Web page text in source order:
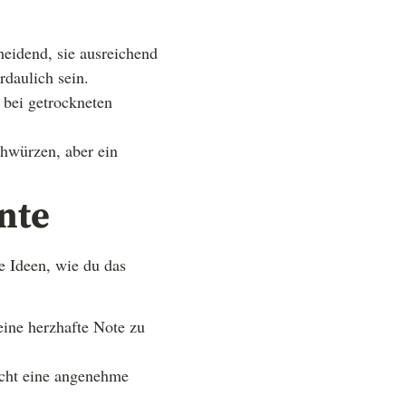
sie ausreichend
sein.
getrockneten
aber ein
Ideen, wie du das
herzhafte Note zu
eine angenehme